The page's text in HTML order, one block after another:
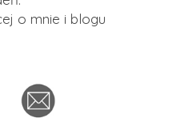
o mnie i blogu